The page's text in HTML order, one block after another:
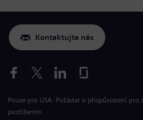
Kontaktujte nás
Pouze pro USA: Požádat o přizpůsobení pro
postižením